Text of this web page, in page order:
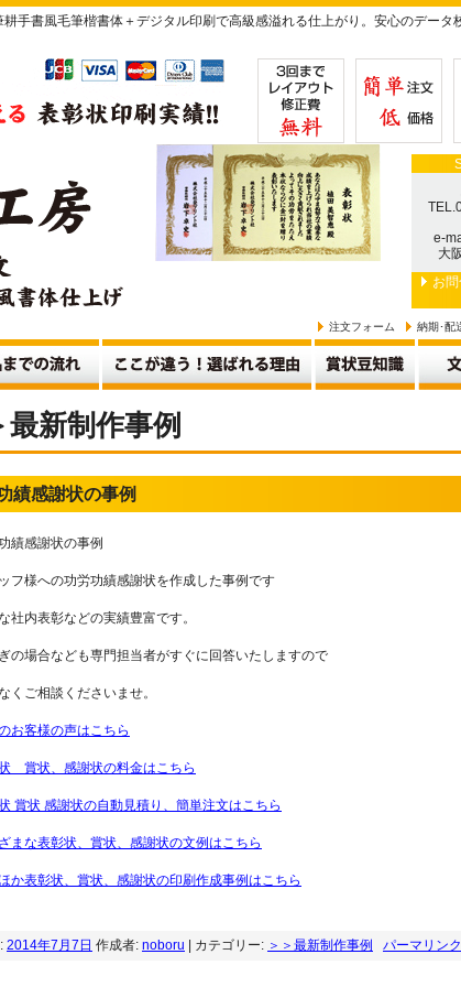
手書風毛筆楷書体＋デジタル印刷で高級感溢れる仕上がり。安心のデー
e-
大
お
納期･配
注文フォーム
最新制作事例
績感謝状の事例
績感謝状の事例
フ様への功労功績感謝状を作成した事例です
社内表彰などの実績豊富です。
の場合なども専門担当者がすぐに回答いたしますので
くご相談くださいませ。
お客様の声はこちら
賞状、感謝状の料金はこちら
賞状 感謝状の自動見積り、簡単注文はこちら
まな表彰状、賞状、感謝状の文例はこちら
か表彰状、賞状、感謝状の印刷作成事例はこちら
2014年7月7日 作成者: noboru | カテゴリー: ＞＞最新制作事例 パーマリンク